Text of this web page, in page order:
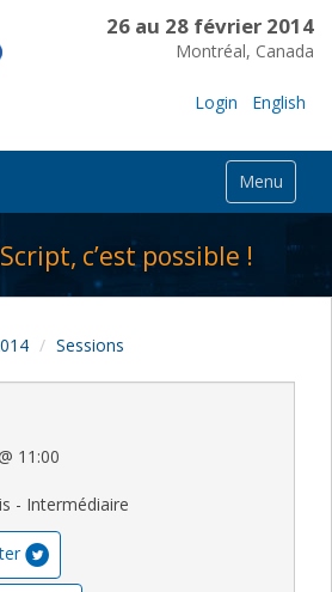
26 au 28 février 2014
Montréal, Canada
Login English
Menu
c’est possible !
Sessions
11:00
- Intermédiaire